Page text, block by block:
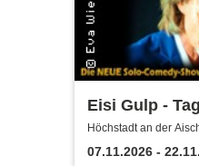
Eisi Gulp -
Komikers 2
Programm)
Höchstadt an der
07.11.2026 -